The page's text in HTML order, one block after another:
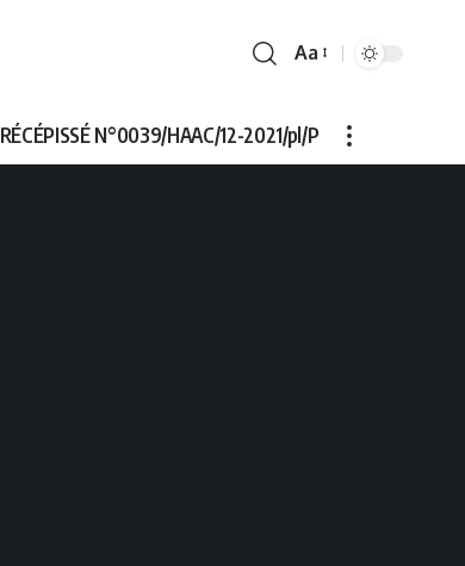
Font
Aa
RÉCÉPISSÉ N°0039/HAAC/12-2021/pl/P